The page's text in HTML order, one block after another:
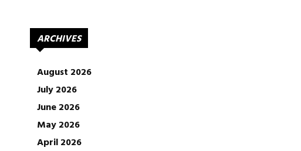
ARCHIVES
August 2026
July 2026
June 2026
May 2026
April 2026